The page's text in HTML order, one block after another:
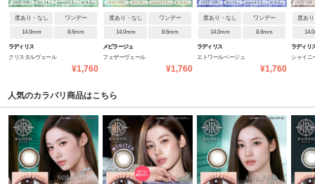
度あり・なし ワンデー
14.0mm 8.6mm
ラディリス
クリスタルヴェール
¥1,760
度あり・なし ワンデー
14.0mm 8.6mm
メビラージュ
フェザーヴェール
¥1,760
度あり・なし ワンデー
14.0mm 8.6mm
ラディリス
エトワールベージュ
¥1,760
度あ
ラディリ
シャイニ
人気のカラバリ商品はこちら